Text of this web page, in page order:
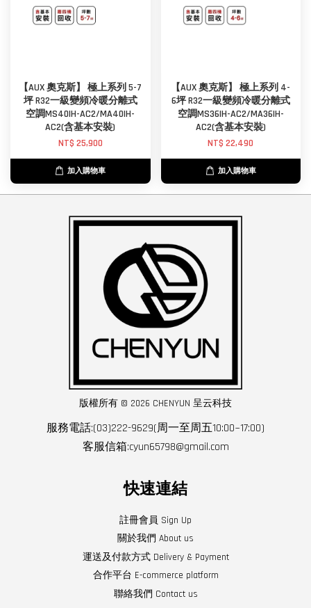
【AUX 奧克斯】 極上系列 5-7
坪 R32一級變頻冷暖分離式
空調MS40IH-AC2/MA40IH-
AC2(含基本安裝)
NT$ 25,900
加入購物車
【AUX 奧克斯】 極上系列 4-
6坪 R32一級變頻冷暖分離式
空調MS36IH-AC2/MA36IH-
AC2(含基本安裝)
NT$ 22,490
加入購物車
版權所有 © 2026 CHENYUN 呈云科技
服務電話:(03)222-9629(周一至周五10:00~17:00)
客服信箱:cyun65798@gmail.com
快速連結
註冊會員 Sign Up
關於我們 About us
運送及付款方式 Delivery & Payment
合作平台 E-commerce platform
聯絡我們 Contact us